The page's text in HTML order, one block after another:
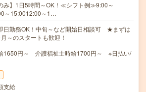
み】1日5時間～OK！≪シフト例≫9:00～
～15:0012:00～1…
日勤務OK！中旬～など開始日相談可 ★まずは
～のスタートも歓迎！
1650円～ 介護福祉士時給1700円～ ※日払い/
支給